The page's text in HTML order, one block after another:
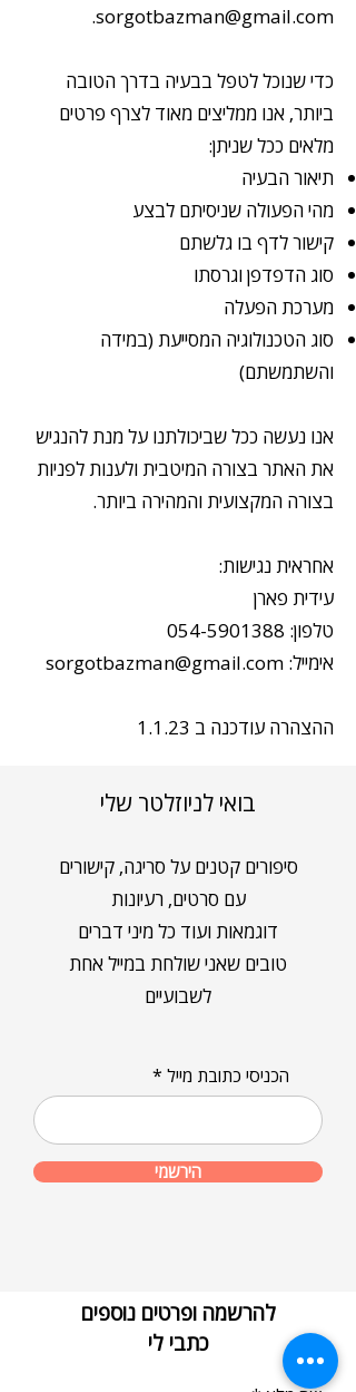
sorgotbazman@gmail.com
.
כדי שנוכל לטפל בבעיה בדרך הטובה
ביותר, אנו ממליצים מאוד לצרף פרטים
מלאים ככל שניתן:
תיאור הבעיה
מהי הפעולה שניסיתם לבצע
קישור לדף בו גלשתם
סוג הדפדפן וגרסתו
מערכת הפעלה
סוג הטכנולוגיה המסייעת (במידה
והשתמשתם)
אנו נעשה ככל שביכולתנו על מנת להנגיש
את האתר בצורה המיטבית ולענות לפניות
בצורה המקצועית והמהירה ביותר.
אחראית נגישות:
עידית פארן
טלפון: 054-5901388
אימייל: sorgotbazman@gmail.com
ההצהרה עודכנה ב 1.1.23
בואי לניוזלטר שלי
סיפורים קטנים על סריגה, קישורים
עם סרטים, רעיונות
דוגמאות ועוד כל מיני דברים
טובים שאני שולחת במייל אחת
לשבועיים
הכניסי כתובת מייל
הירשמי
להרשמה ופרטים נוספים
כתבי לי